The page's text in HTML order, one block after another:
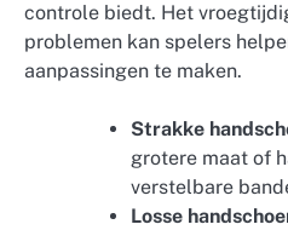
controle biedt. Het
problemen kan spelers
aanpassingen te maken.
Strakke
grotere maat of
verstelbare
Losse